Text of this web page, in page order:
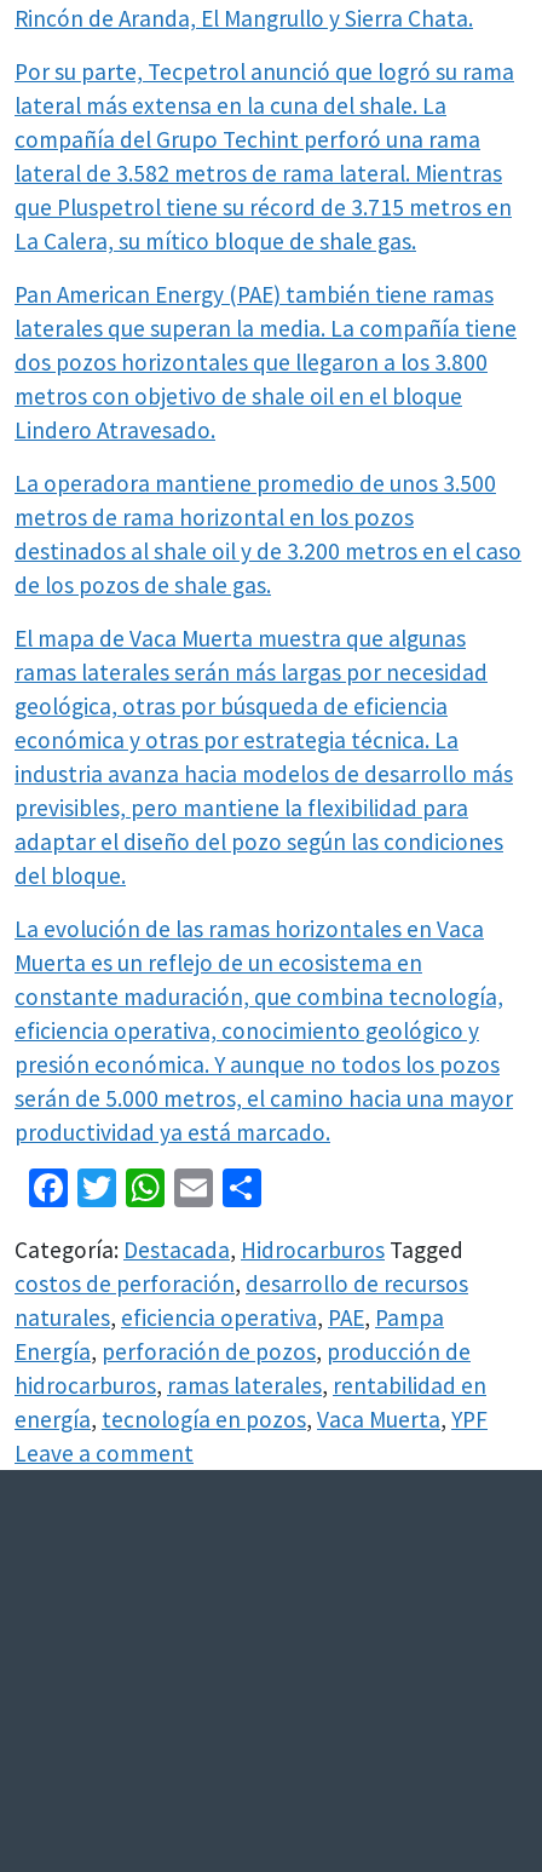
Rincón de Aranda, El Mangrullo y Sierra Chata.
Por su parte, Tecpetrol anunció que logró su rama
lateral más extensa en la cuna del shale. La
compañía del Grupo Techint perforó una rama
lateral de 3.582 metros de rama lateral. Mientras
que Pluspetrol tiene su récord de 3.715 metros en
La Calera, su mítico bloque de shale gas.
Pan American Energy (PAE) también tiene ramas
laterales que superan la media. La compañía tiene
dos pozos horizontales que llegaron a los 3.800
metros con objetivo de shale oil en el bloque
Lindero Atravesado.
La operadora mantiene promedio de unos 3.500
metros de rama horizontal en los pozos
destinados al shale oil y de 3.200 metros en el caso
de los pozos de shale gas.
El mapa de Vaca Muerta muestra que algunas
ramas laterales serán más largas por necesidad
geológica, otras por búsqueda de eficiencia
económica y otras por estrategia técnica. La
industria avanza hacia modelos de desarrollo más
previsibles, pero mantiene la flexibilidad para
adaptar el diseño del pozo según las condiciones
del bloque.
La evolución de las ramas horizontales en Vaca
Muerta es un reflejo de un ecosistema en
constante maduración, que combina tecnología,
eficiencia operativa, conocimiento geológico y
presión económica. Y aunque no todos los pozos
serán de 5.000 metros, el camino hacia una mayor
productividad ya está marcado.
Facebook
Twitter
WhatsApp
Email
Categoría: Destacada, Hidrocarburos Tagged
costos de perforación, desarrollo de recursos
naturales, eficiencia operativa, PAE, Pampa
Energía, perforación de pozos, producción de
hidrocarburos, ramas laterales, rentabilidad en
energía, tecnología en pozos, Vaca Muerta, YPF
Leave a comment